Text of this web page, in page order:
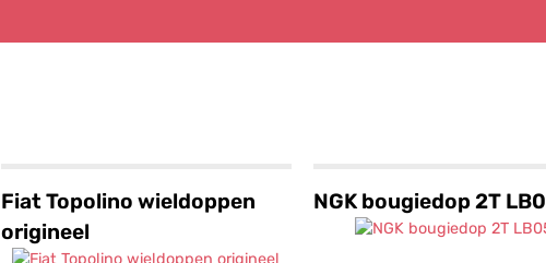
Fiat Topolino wieldoppen
origineel
NGK bougiedop 2T